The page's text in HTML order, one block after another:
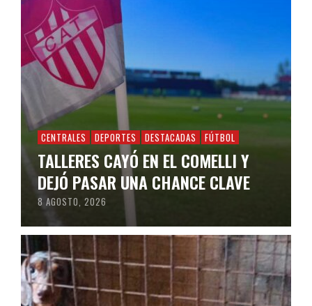
CENTRALES DEPORTES DESTACADAS FÚTBOL
TALLERES CAYÓ EN EL COMELLI Y
DEJÓ PASAR UNA CHANCE CLAVE
8 AGOSTO, 2026